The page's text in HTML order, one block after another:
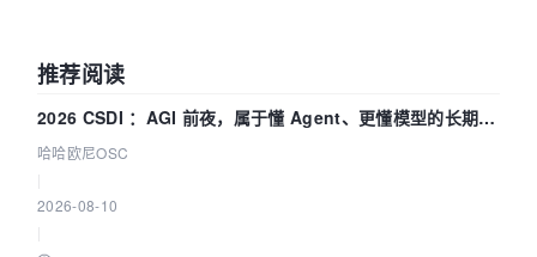
推荐阅读
2026 CSDI ：AGI 前夜，属于懂 Agent、更懂模型的长期深
耕企业
哈哈欧尼OSC
2026-08-10